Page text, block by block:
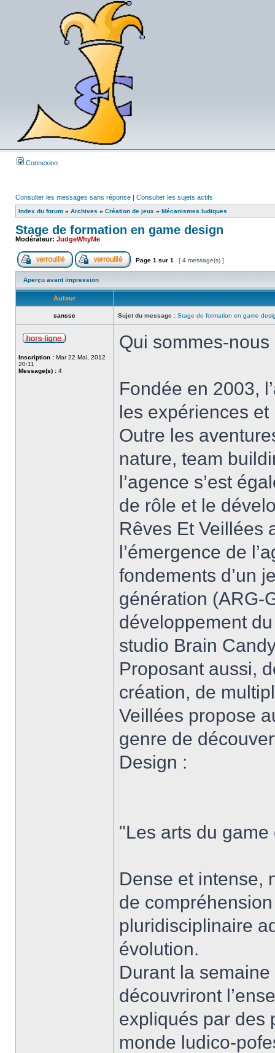
Connexion
Consulter les messages sans réponse | Consulter les sujets actifs
Index du forum » Archives » Création de jeux » Mécanismes ludiques
Stage de formation en game design
Modérateur: JudgeWhyMe
Page 1 sur 1 [ 4 message(s) ]
Aperçu avant impression
Auteur
sansse Sujet du message : Stage de formation en game
Inscription : Mar 22 Mai, 2012
20:11
Message(s) : 4
Qui sommes-nous
Fondée en 2003,
les expériences
Outre les
nature, team
l’agence s’est
de rôle et le
Rêves Et Veillées
l’émergence de
fondements d’un
génération (ARG-
développement
studio Brain
Proposant aussi,
création, de
Veillées propose
genre de
Design :
"Les arts du game
Dense et intense,
de
pluridisciplinaire
évolution.
Durant la
découvriront
expliqués par des
monde ludico-